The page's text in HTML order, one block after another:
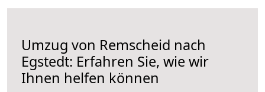
Umzug von Remscheid nach
Egstedt: Erfahren Sie, wie wir
Ihnen helfen können